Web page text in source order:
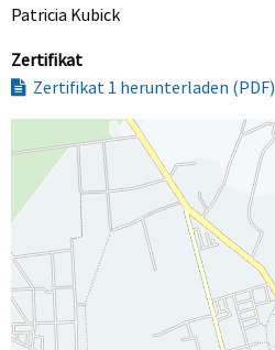
Patricia Kubick
Zertifikat
Zertifikat 1 herunterladen (PDF)